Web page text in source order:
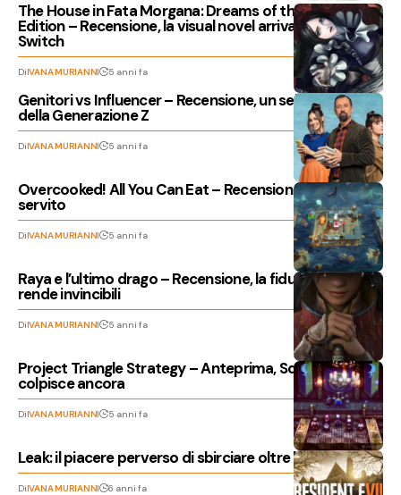
The House in Fata Morgana: Dreams of the Revenants
Edition – Recensione, la visual novel arriva su Nintendo
Switch
DiIVANA MURIANNI 5 anni fa
Genitori vs Influencer – Recensione, un selfie sfocato
della Generazione Z
DiIVANA MURIANNI 5 anni fa
Overcooked! All You Can Eat – Recensione, l’incendio è
servito
DiIVANA MURIANNI 5 anni fa
Raya e l’ultimo drago – Recensione, la fiducia che
rende invincibili
DiIVANA MURIANNI 5 anni fa
Project Triangle Strategy – Anteprima, Square Enix
colpisce ancora
DiIVANA MURIANNI 5 anni fa
Leak: il piacere perverso di sbirciare oltre la serratura
DiIVANA MURIANNI 6 anni fa